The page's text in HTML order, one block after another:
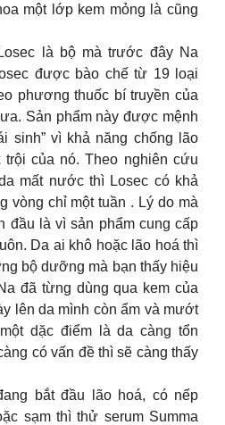
một lớp kem mỏng là cũng
là bộ mà trước đây Na
được bào chế từ 19 loại
phương thuốc bí truyền của
Sản phẩm này được mệnh
sinh” vì khả năng chống lão
của nó. Theo nghiên cứu
mất nước thì Losec có khả
vòng chỉ một tuần . Lý do mà
đầu là vì sản phẩm cung cấp
Da ai khô hoặc lão hoá thì
bộ dưỡng mà bạn thấy hiệu
đã từng dùng qua kem của
lên da mình còn ẩm và mướt
dặc điểm là da càng tổn
có vấn đề thì sẽ càng thấy
bắt đầu lão hoá, có nếp
sạm thì thử serum Summa